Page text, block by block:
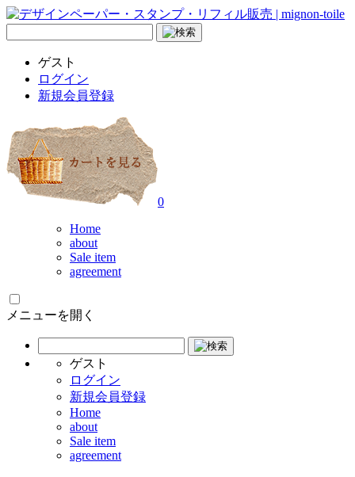
ゲスト
ログイン
新規会員登録
0
Home
about
Sale item
agreement
メニューを開く
ゲスト
ログイン
新規会員登録
Home
about
Sale item
agreement